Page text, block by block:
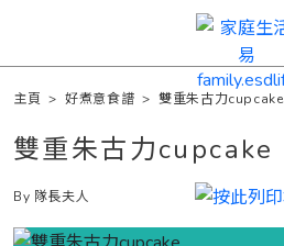
主頁 >好煮意食譜 >雙重朱古力cupcake
雙重朱古力cupcake
By 隊長夫人